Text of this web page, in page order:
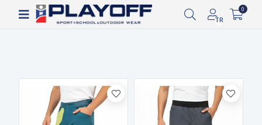
Siparişin 2-8 iş günü arasında kargoya verilecektir.
TR
0
Filtrele